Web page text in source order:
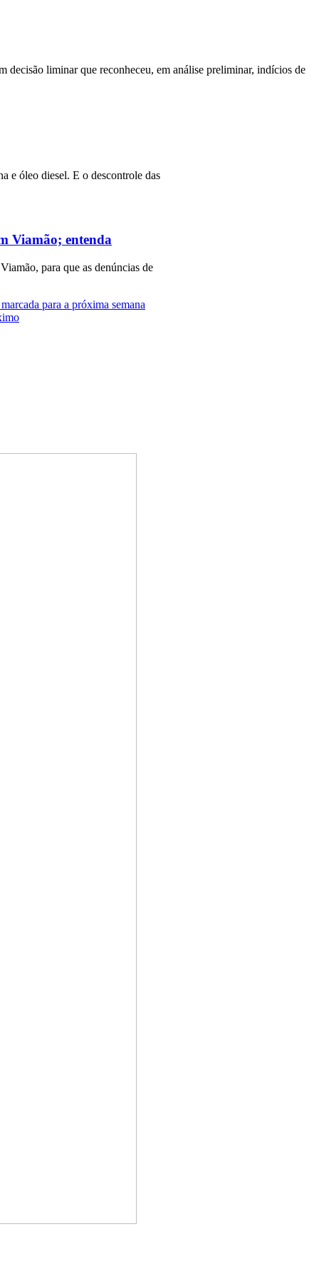
decisão liminar que reconheceu, em análise preliminar, indícios de
e óleo diesel. E o descontrole das
Viamão; entenda
para que as denúncias de
para a próxima semana